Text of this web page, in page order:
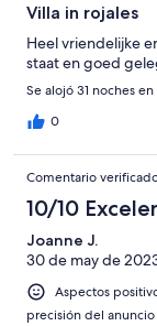
Villa in rojales
Heel vriendelijke
staat en goed
Se alojó 31 noches
0
Comentario
10/10
Joanne J.
30 de may de
Aspectos
precisión del anuncio